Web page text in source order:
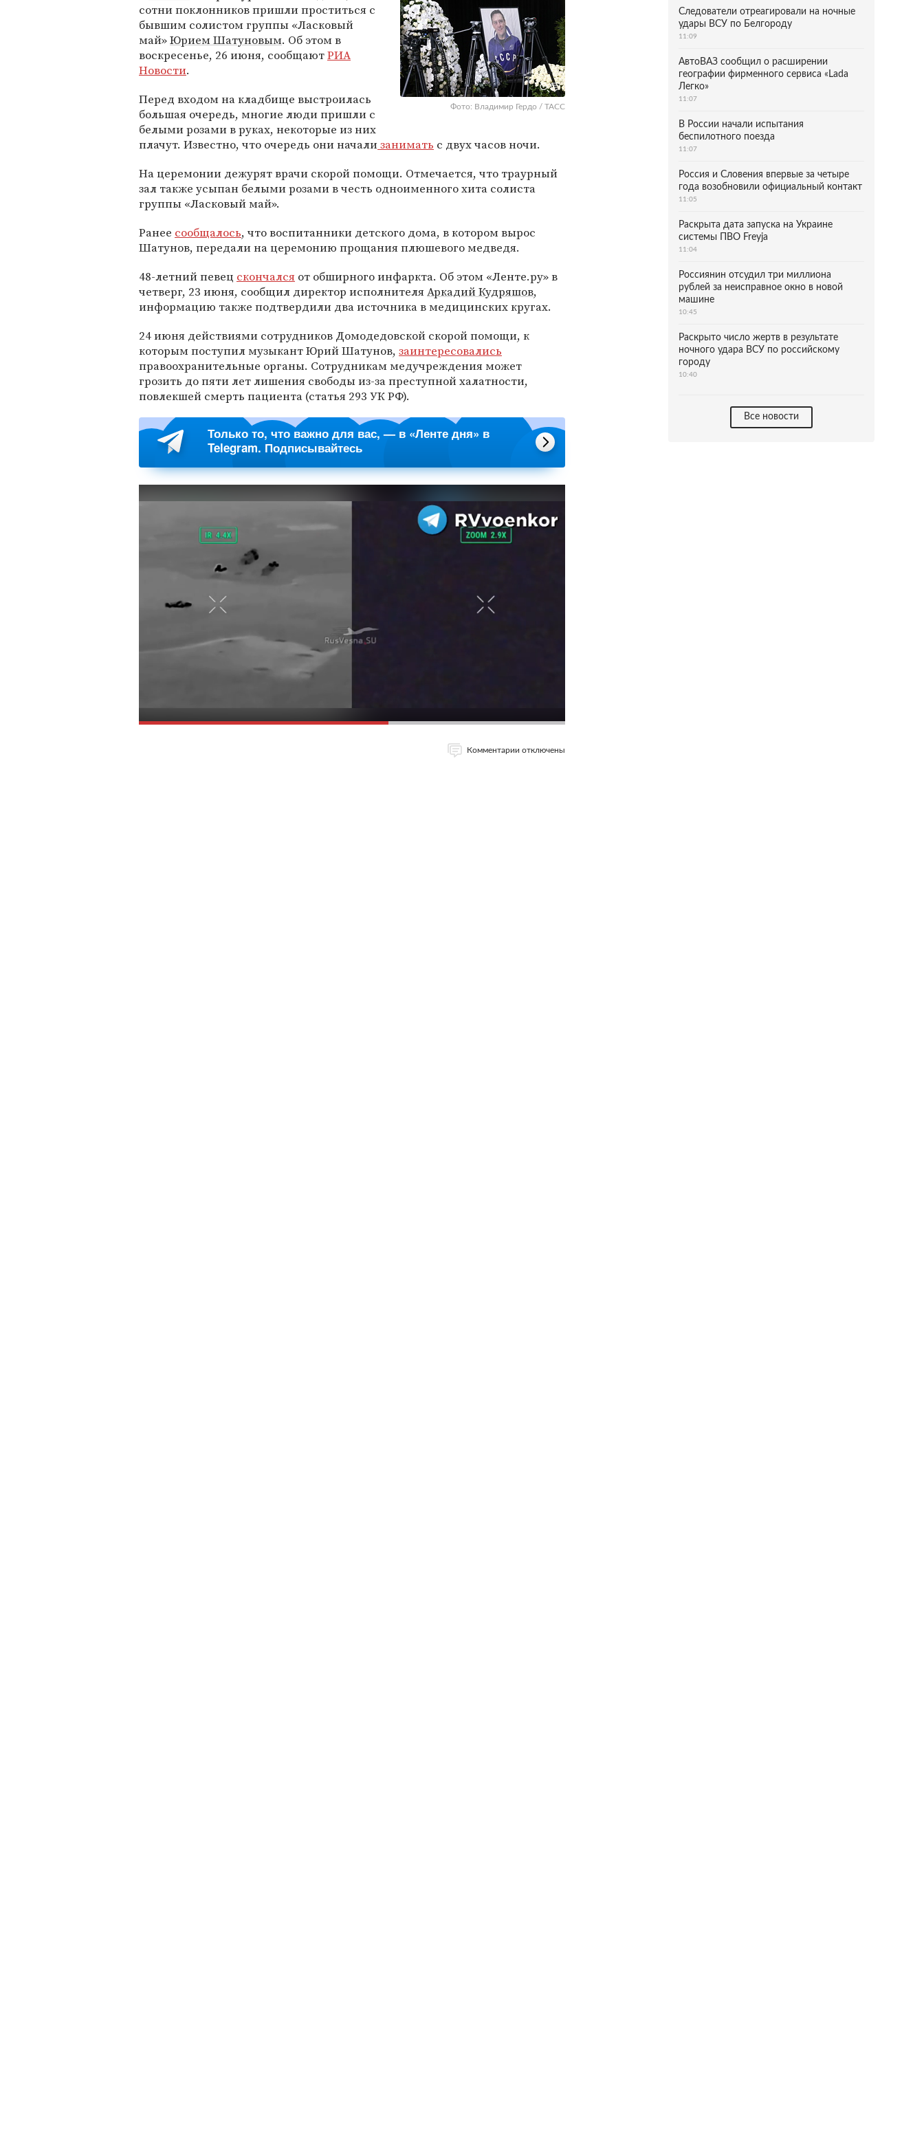
Фото: Владимир Гердо / ТАСС
сотни поклонников пришли проститься с
бывшим солистом группы «Ласковый
май»Юрием Шатуновым. Об этом в
воскресенье, 26 июня, сообщаютРИА
Новости.
Перед входом на кладбище выстроилась
большая очередь, многие люди пришли с
белыми розами в руках, некоторые из них
плачут. Известно, что очередь они начализанимать с двух часов ночи.
На церемонии дежурят врачи скорой помощи. Отмечается, что траурный
зал также усыпан белыми розами в честь одноименного хита солиста
группы «Ласковый май».
Ранее сообщалось, что воспитанники детского дома, в котором вырос
Шатунов, передали на церемонию прощания плюшевого медведя.
48-летний певец скончался от обширного инфаркта. Об этом «Ленте.ру» в
четверг, 23 июня, сообщил директор исполнителяАркадий Кудряшов,
информацию также подтвердили два источника в медицинских кругах.
24 июня действиями сотрудников Домодедовской скорой помощи, к
которым поступил музыкант Юрий Шатунов, заинтересовались
правоохранительные органы. Сотрудникам медучреждения может
грозить до пяти лет лишения свободы из-за преступной халатности,
повлекшей смерть пациента (статья 293 УК РФ).
Только то, что важно для вас, — в «Ленте дня» в
Telegram. Подписывайтесь
Комментарии отключены
Следователи отреагировали на ночные
удары ВСУ по Белгороду
11:09
АвтоВАЗ сообщил о расширении
географии фирменного сервиса «Lada
Легко»
11:07
В России начали испытания
беспилотного поезда
11:07
Россия и Словения впервые за четыре
года возобновили официальный контакт
11:05
Раскрыта дата запуска на Украине
системы ПВО Freyja
11:04
Россиянин отсудил три миллиона
рублей за неисправное окно в новой
машине
10:45
Раскрыто число жертв в результате
ночного удара ВСУ по российскому
городу
10:40
Все новости